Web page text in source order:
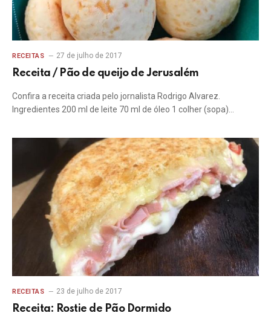
RECEITAS 27 de julho de 2017
Receita / Pão de queijo de Jerusalém
Confira a receita criada pelo jornalista Rodrigo Alvarez.
Ingredientes 200 ml de leite 70 ml de óleo 1 colher (sopa)…
RECEITAS 23 de julho de 2017
Receita: Rostie de Pão Dormido